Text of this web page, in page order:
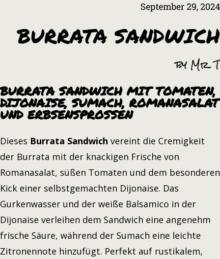
September 29, 2024
BURRATA SANDWICH
by Mr. T
BURRATA SANDWICH MIT TOMATEN,
DIJONAISE, SUMACH, ROMANASALAT
UND ERBSENSPROSSEN
Dieses Burrata Sandwich vereint die Cremigkeit
der Burrata mit der knackigen Frische von
Romanasalat, süßen Tomaten und dem besonderen
Kick einer selbstgemachten Dijonaise. Das
Gurkenwasser und der weiße Balsamico in der
Dijonaise verleihen dem Sandwich eine angenehm
frische Säure, während der Sumach eine leichte
Zitronennote hinzufügt. Perfekt auf rustikalem,